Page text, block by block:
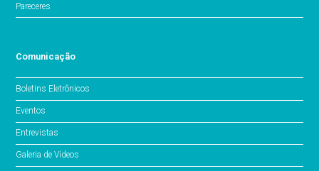
Pareceres
Comunicação
Boletins Eletrônicos
Eventos
Entrevistas
Galeria de Vídeos